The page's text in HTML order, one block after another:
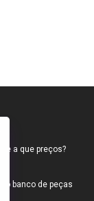
e a que preços?
o banco de peças